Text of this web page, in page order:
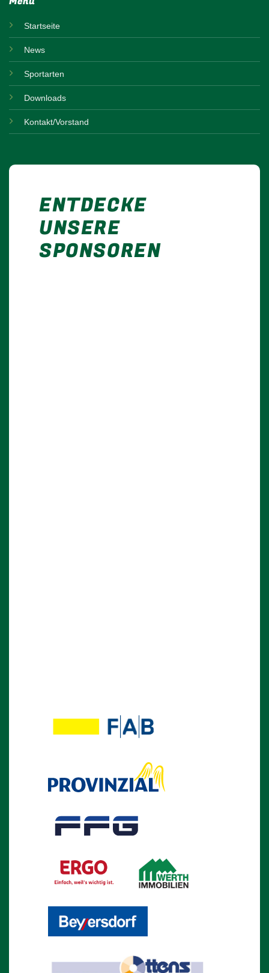
Startseite
News
Sportarten
Downloads
Kontakt/Vorstand
ENTDECKE
UNSERE
SPONSOREN